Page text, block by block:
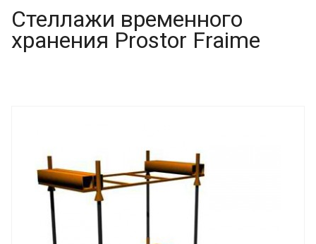
Cтеллажи временного
хранения Prostor Fraime